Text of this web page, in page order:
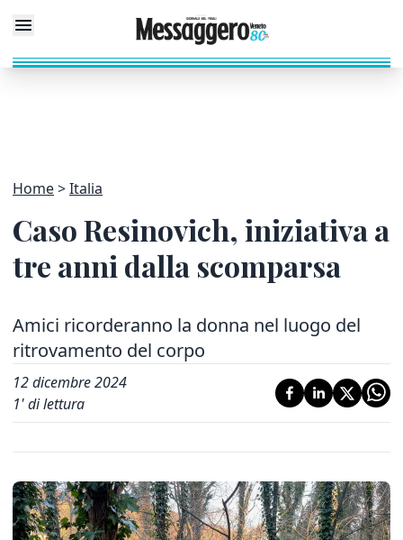
Home Italia
Caso Resinovich, iniziativa a
tre anni dalla scomparsa
Amici ricorderanno la donna nel luogo del
ritrovamento del corpo
12 dicembre 2024
1' di lettura